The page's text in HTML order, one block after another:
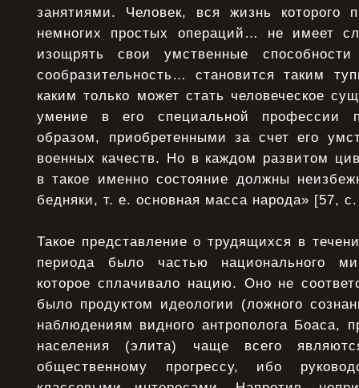
занятиями. Человек, вся жизнь которого
немногих простых операций… не имеет
изощрять свои умственные
сообразительность… становится таким
каким только может стать человеческое
умение в его специальной профессии
образом, приобретенными за счет его
военных качеств. Но в каждом развитом
в такое именно состояние должны
бедняки, т. е. основная масса народа» [57,
Такое представление о трудящихся в
периода было частью национального
которое сплачивало нацию. Оно не
было продуктом идеологии (ложного
наблюдениям видного антрополога Боаса,
населения (элита) чаще всего
общественному прогрессу, ибо